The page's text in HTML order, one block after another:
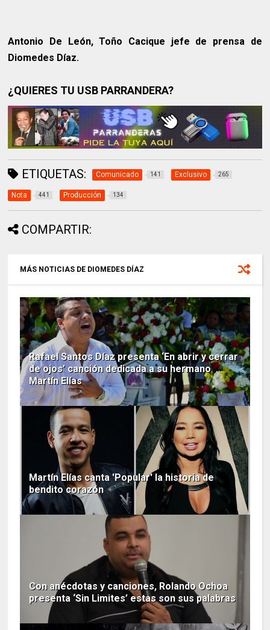
Antonio De León, Toño Cacique jefe de prensa de
Diomedes Díaz.
¿QUIERES TU USB PARRANDERA?
ETIQUETAS: Comunicado 141 Exclusivo 265
Nota 441 Producción 134
COMPARTIR:
MÁS NOTICIAS DE DIOMEDES DÍAZ
Rafael Santos Díaz presenta ‘En abrir y cerrar
de ojos’ canción dedicada a su hermano
Martín Elías
Martín Elías canta 'Popular' la historia de
bendito corazón
Con anécdotas y canciones, Rolando Ochoa
presenta ‘Sin Limites’ estas son sus palabras